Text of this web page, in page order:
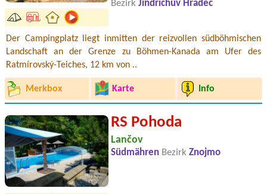
Bezirk Jindřichův Hradec
Der Campingplatz liegt inmitten der reizvollen südböhmischen
Landschaft an der Grenze zu Böhmen-Kanada am Ufer des
Ratmírovský-Teiches, 12 km von ..
Merkbox Karte Info
RS Pohoda
Lančov
Südmähren Bezirk Znojmo